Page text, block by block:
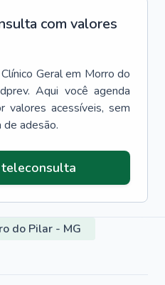
com valores
Clínico Geral em Morro do
Aqui você agenda
valores acessíveis, sem
adesão.
do Pilar - MG